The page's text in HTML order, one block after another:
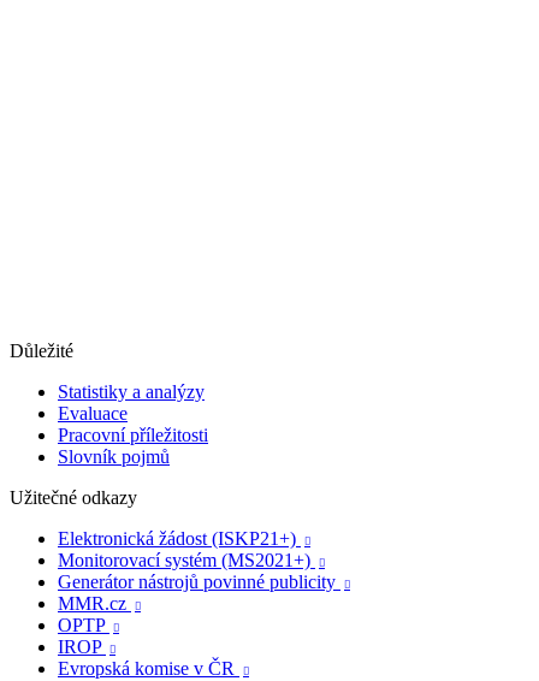
Důležité
Statistiky a analýzy
Evaluace
Pracovní příležitosti
Slovník pojmů
Užitečné odkazy
Elektronická žádost (ISKP21+)

Monitorovací systém (MS2021+) 
Generátor nástrojů povinné publicity 
MMR.cz 
OPTP 
IROP 
Evropská komise v ČR 